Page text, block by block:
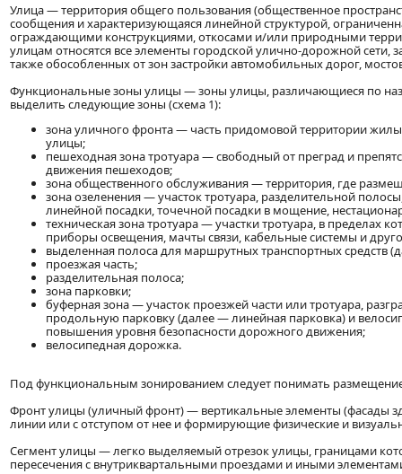
Улица — территория общего пользования (общественное
сообщения и характеризующаяся линейной структурой,
ограждающими конструкциями, откосами и/или природными
улицам относятся все элементы городской улично-дорожной
также обособленных от зон застройки автомобильных дорог,
Функциональные зоны улицы — зоны улицы, различающиеся по
выделить следующие зоны (схема 1):
зона уличного фронта — часть придомовой территории
улицы;
пешеходная зона тротуара — свободный от преград и
движения пешеходов;
зона общественного обслуживания — территория, где
зона озеленения — участок тротуара, разделительной
линейной посадки, точечной посадки в мощение,
техническая зона тротуара — участки тротуара, в
приборы освещения, мачты связи, кабельные системы и
выделенная полоса для маршрутных транспортных средств
проезжая часть;
разделительная полоса;
зона парковки;
буферная зона — участок проезжей части или тротуара,
продольную парковку (далее — линейная парковка) и
повышения уровня безопасности дорожного движения;
велосипедная дорожка.
Под функциональным зонированием следует понимать
Фронт улицы (уличный фронт) — вертикальные элементы (фасады
линии или с отступом от нее и формирующие физические и
Сегмент улицы — легко выделяемый отрезок улицы, границами
пересечения с внутриквартальными проездами и иными